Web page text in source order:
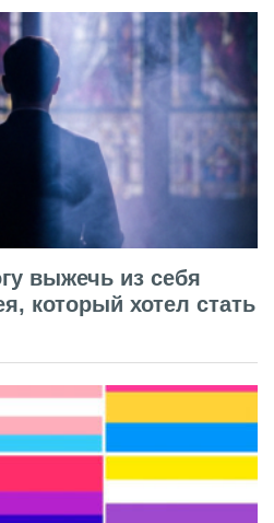
выжечь из себя
который хотел стать